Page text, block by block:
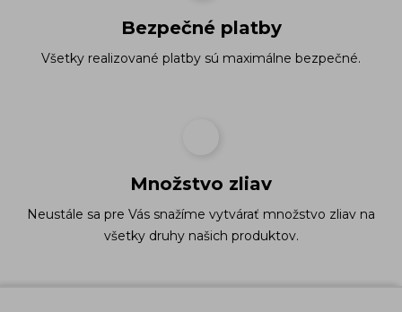
Bezpečné platby
Všetky realizované platby sú maximálne bezpečné.
Množstvo zliav
Neustále sa pre Vás snažíme vytvárať množstvo zliav na
všetky druhy našich produktov.